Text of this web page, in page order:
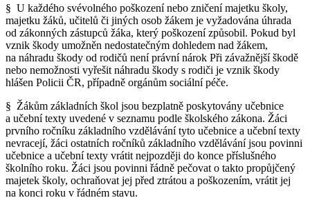
§ U každého svévolného poškození nebo zničení majetku školy,
majetku žáků, učitelů či jiných osob žákem je vyžadována úhrada
od zákonných zástupců žáka, který poškození způsobil. Pokud byl
vznik škody umožněn nedostatečným dohledem nad žákem,
na náhradu škody od rodičů není právní nárok Při závažnější škodě
nebo nemožnosti vyřešit náhradu škody s rodiči je vznik škody
hlášen Policii ČR, případně orgánům sociální péče.
§ Žákům základních škol jsou bezplatně poskytovány učebnice
a učební texty uvedené v seznamu podle školského zákona. Žáci
prvního ročníku základního vzdělávání tyto učebnice a učební texty
nevracejí, žáci ostatních ročníků základního vzdělávání jsou povinni
učebnice a učební texty vrátit nejpozději do konce příslušného
školního roku. Žáci jsou povinni řádně pečovat o takto propůjčený
majetek školy, ochraňovat jej před ztrátou a poškozením, vrátit jej
na konci roku v řádném stavu.